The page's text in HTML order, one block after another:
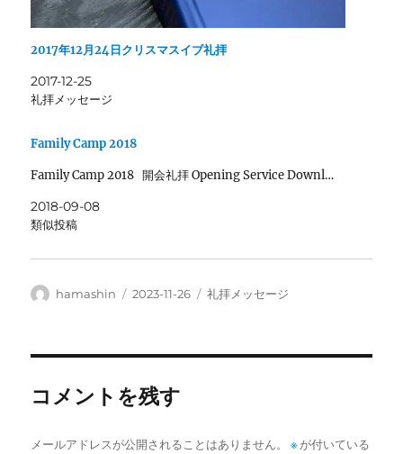
2017年12月24日クリスマスイブ礼拝
2017-12-25
礼拝メッセージ
Family Camp 2018
Family Camp 2018 開会礼拝 Opening Service Downl…
2018-09-08
類似投稿
投
hamashin
投
2023-11-26
カ
礼拝メッセージ
コメントを残す
メールアドレスが公開されることはありません。 ※ が付いている